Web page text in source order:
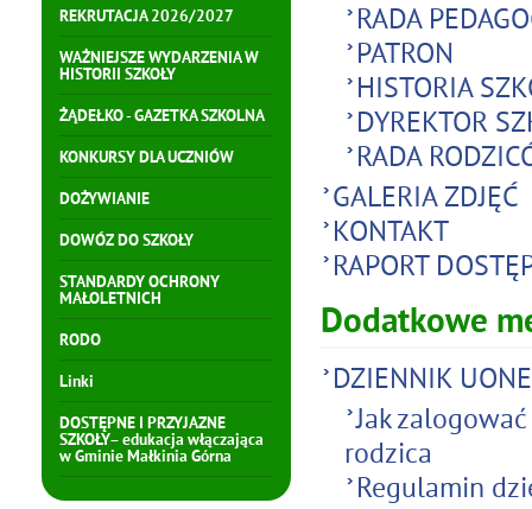
REKRUTACJA 2026/2027
WAŻNIEJSZE WYDARZENIA W
HISTORII SZKOŁY
ŻĄDEŁKO - GAZETKA SZKOLNA
KONKURSY DLA UCZNIÓW
DOŻYWIANIE
DOWÓZ DO SZKOŁY
STANDARDY OCHRONY
MAŁOLETNICH
RODO
Linki
DOSTĘPNE I PRZYJAZNE
SZKOŁY– edukacja włączająca
w Gminie Małkinia Górna
RADA
PATRON
HISTORIA
DYREKTOR
RADA
GALERIA ZDJĘĆ
KONTAKT
RAPORT
Dodatkowe
DZIENNIK
Jak
rodzica
Regulamin